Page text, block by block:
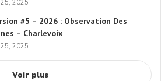
2025
#5 – 2026 : Observation Des
– Charlevoix
2025
Voir plus